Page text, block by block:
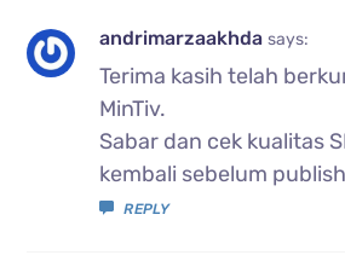
andrimarzaakhdasays:
Terima kasih telah
MinTiv.
Sabar dan cek kualitas
kembali sebelum
REPLY